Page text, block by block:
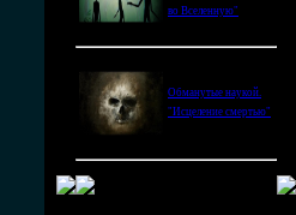
во Вселенную"
Обманутые наукой.
"Исцеление смертью"